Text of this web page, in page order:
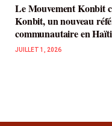
Le Mouvement Konbit
Konbit, un nouveau
communautaire en Haïti
JUILLET 1, 2026